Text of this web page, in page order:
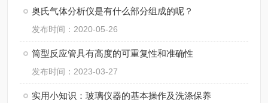
奥氏气体分析仪是有什么部分组成的呢？
发布时间：2020-05-26
筒型反应管具有高度的可重复性和准确性
发布时间：2023-03-27
实用小知识：玻璃仪器的基本操作及洗涤保养